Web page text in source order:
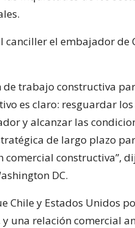
canciller el embajador de
de trabajo constructiva
es claro: resguardar
y alcanzar las
de largo plazo
comercial constructiva”,
DC.
Chile y Estados Unidos
y una relación comercial